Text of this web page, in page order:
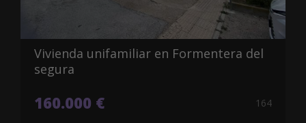
Vivienda unifamiliar en Formentera del
segura
160.000 € 164